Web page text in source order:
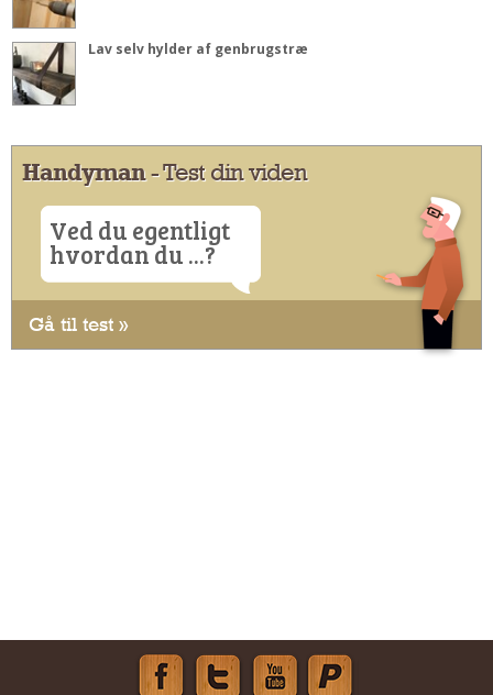
Lav selv hylder af genbrugstræ
Handyman- Test din viden
Ved du egentligt
hvordan du ...?
Gå til test »